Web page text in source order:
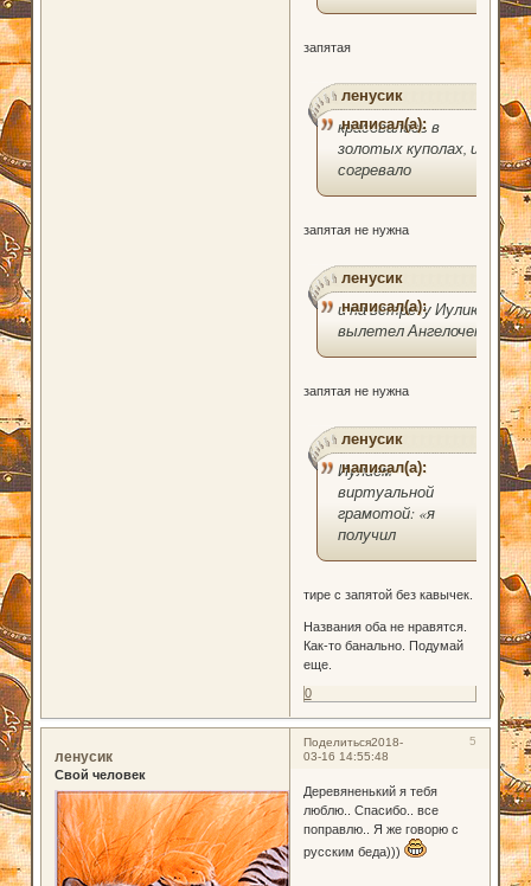
запятая
ленусик
написал(а):
красовалось в
золотых куполах, и
согревало
запятая не нужна
ленусик
написал(а):
и на встречу Иулию,
вылетел Ангелочек
запятая не нужна
ленусик
написал(а):
Иулием
виртуальной
грамотой: «я
получил
тире с запятой без кавычек.
Названия оба не нравятся.
Как-то банально. Подумай
еще.
0
Поделиться 5
2018-
03-16 14:55:48
ленусик
Свой человек
Деревяненький я тебя
люблю.. Спасибо.. все
поправлю.. Я же говорю с
русским беда)))